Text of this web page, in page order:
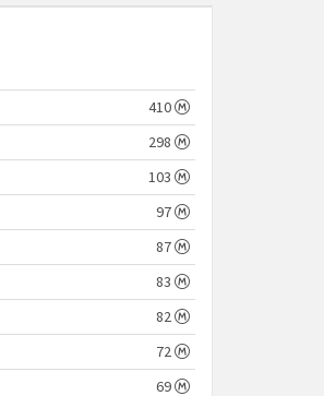
410
298
103
97
87
83
82
72
69